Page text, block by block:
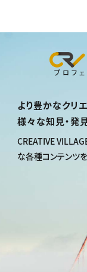
プロフ
より豊かなクリ
様々な知見・発
CREATIVE
な各種コンテンツ